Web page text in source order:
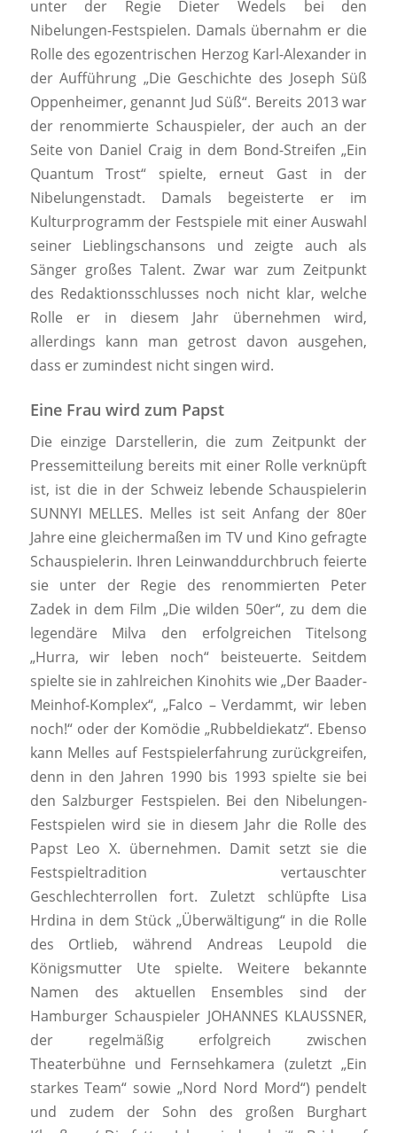
unter der Regie Dieter Wedels bei den
Nibelungen-Festspielen. Damals übernahm er die
Rolle des egozentrischen Herzog Karl-Alexander in
der Aufführung „Die Geschichte des Joseph Süß
Oppenheimer, genannt Jud Süß“. Bereits 2013 war
der renommierte Schauspieler, der auch an der
Seite von Daniel Craig in dem Bond-Streifen „Ein
Quantum Trost“ spielte, erneut Gast in der
Nibelungenstadt. Damals begeisterte er im
Kulturprogramm der Festspiele mit einer Auswahl
seiner Lieblingschansons und zeigte auch als
Sänger großes Talent. Zwar war zum Zeitpunkt
des Redaktionsschlusses noch nicht klar, welche
Rolle er in diesem Jahr übernehmen wird,
allerdings kann man getrost davon ausgehen,
dass er zumindest nicht singen wird.
Eine Frau wird zum Papst
Die einzige Darstellerin, die zum Zeitpunkt der
Pressemitteilung bereits mit einer Rolle verknüpft
ist, ist die in der Schweiz lebende Schauspielerin
SUNNYI MELLES. Melles ist seit Anfang der 80er
Jahre eine gleichermaßen im TV und Kino gefragte
Schauspielerin. Ihren Leinwanddurchbruch feierte
sie unter der Regie des renommierten Peter
Zadek in dem Film „Die wilden 50er“, zu dem die
legendäre Milva den erfolgreichen Titelsong
„Hurra, wir leben noch“ beisteuerte. Seitdem
spielte sie in zahlreichen Kinohits wie „Der Baader-
Meinhof-Komplex“, „Falco – Verdammt, wir leben
noch!“ oder der Komödie „Rubbeldiekatz“. Ebenso
kann Melles auf Festspielerfahrung zurückgreifen,
denn in den Jahren 1990 bis 1993 spielte sie bei
den Salzburger Festspielen. Bei den Nibelungen-
Festspielen wird sie in diesem Jahr die Rolle des
Papst Leo X. übernehmen. Damit setzt sie die
Festspieltradition vertauschter
Geschlechterrollen fort. Zuletzt schlüpfte Lisa
Hrdina in dem Stück „Überwältigung“ in die Rolle
des Ortlieb, während Andreas Leupold die
Königsmutter Ute spielte. Weitere bekannte
Namen des aktuellen Ensembles sind der
Hamburger Schauspieler JOHANNES KLAUSSNER,
der regelmäßig erfolgreich zwischen
Theaterbühne und Fernsehkamera (zuletzt „Ein
starkes Team“ sowie „Nord Nord Mord“) pendelt
und zudem der Sohn des großen Burghart